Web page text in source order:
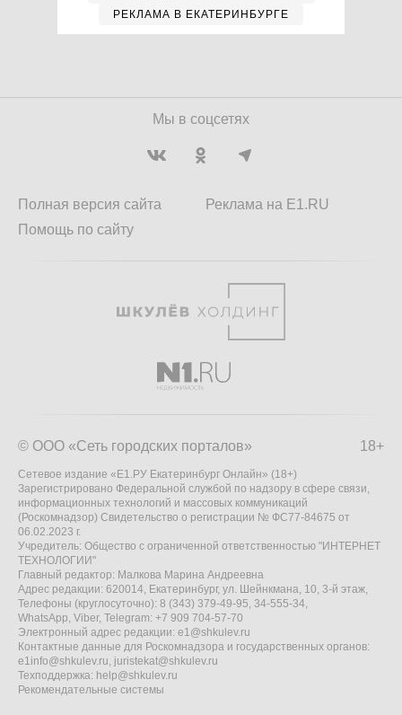
РЕКЛАМА В ЕКАТЕРИНБУРГЕ
Мы в соцсетях
Полная версия сайта
Помощь по сайту
Реклама на E1.RU
18+
© ООО «Сеть городских порталов»
Сетевое издание «Е1.РУ Екатеринбург Онлайн» (18+)
Зарегистрировано Федеральной службой по надзору в сфере связи,
информационных технологий и массовых коммуникаций
(Роскомнадзор) Свидетельство о регистрации № ФС77-84675 от
06.02.2023 г.
Учредитель: Общество с ограниченной ответственностью "ИНТЕРНЕТ
ТЕХНОЛОГИИ"
Главный редактор: Малкова Марина Андреевна
Адрес редакции: 620014, Екатеринбург, ул. Шейнкмана, 10, 3-й этаж,
Телефоны (круглосуточно): 8 (343) 379-49-95, 34-555-34,
WhatsApp, Viber, Telegram: +7 909 704-57-70
Электронный адрес редакции: e1@shkulev.ru
Контактные данные для Роскомнадзора и государственных органов:
e1info@shkulev.ru, juristekat@shkulev.ru
Техподдержка: help@shkulev.ru
Рекомендательные системы